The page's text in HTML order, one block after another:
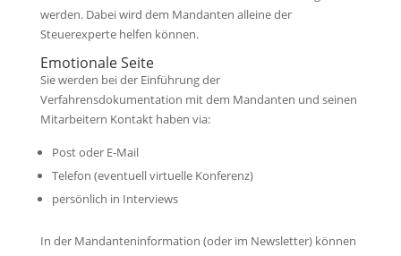
werden. Dabei wird dem Mandanten alleine der
Steuerexperte helfen können.
Emotionale Seite
Sie werden bei der Einführung der
Verfahrensdokumentation mit dem Mandanten und seinen
Mitarbeitern Kontakt haben via:
Post oder E-Mail
Telefon (eventuell virtuelle Konferenz)
persönlich in Interviews
In der Mandanteninformation (oder im Newsletter) können